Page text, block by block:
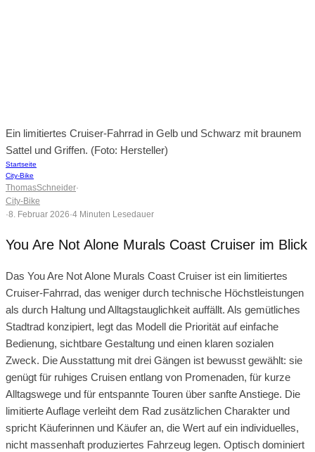
Ein limitiertes Cruiser-Fahrrad in Gelb und Schwarz mit braunem
Sattel und Griffen. (Foto: Hersteller)
Startseite
City-Bike
ThomasSchneider·
City-Bike
·8. Februar 2026·4 Minuten Lesedauer
You Are Not Alone Murals Coast Cruiser im Blick
Das You Are Not Alone Murals Coast Cruiser ist ein limitiertes
Cruiser-Fahrrad, das weniger durch technische Höchstleistungen
als durch Haltung und Alltagstauglichkeit auffällt. Als gemütliches
Stadtrad konzipiert, legt das Modell die Priorität auf einfache
Bedienung, sichtbare Gestaltung und einen klaren sozialen
Zweck. Die Ausstattung mit drei Gängen ist bewusst gewählt: sie
genügt für ruhiges Cruisen entlang von Promenaden, für kurze
Alltagswege und für entspannte Touren über sanfte Anstiege. Die
limitierte Auflage verleiht dem Rad zusätzlichen Charakter und
spricht Käuferinnen und Käufer an, die Wert auf ein individuelles,
nicht massenhaft produziertes Fahrzeug legen. Optisch dominiert